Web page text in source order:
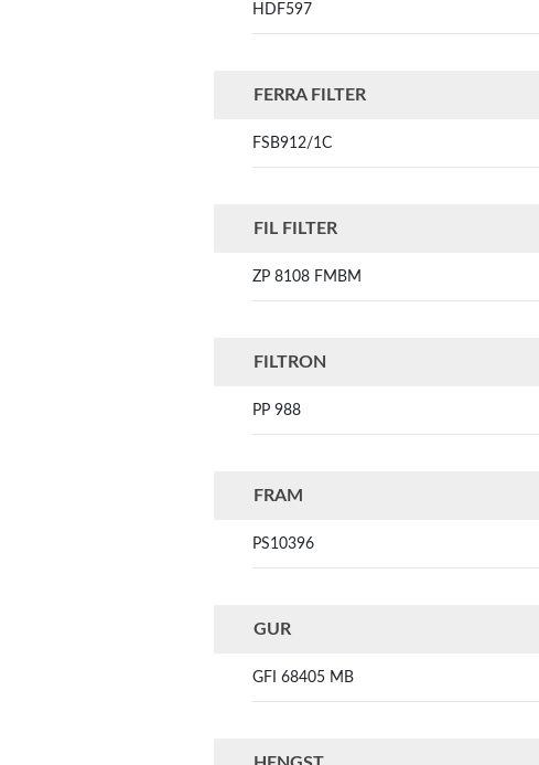
HDF597
FERRA FILTER
FSB912/1C
FIL FILTER
ZP 8108 FMBM
FILTRON
PP 988
FRAM
PS10396
GUR
GFI 68405 MB